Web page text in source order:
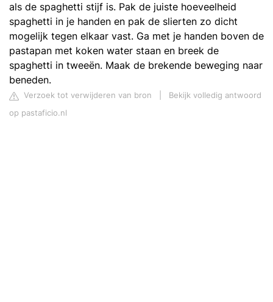
als de spaghetti stijf is. Pak de juiste hoeveelheid
spaghetti in je handen en pak de slierten zo dicht
mogelijk tegen elkaar vast. Ga met je handen boven de
pastapan met koken water staan en breek de
spaghetti in tweeën. Maak de brekende beweging naar
beneden.
Verzoek tot verwijderen van bron
Bekijk volledig antwoord
op pastaficio.nl